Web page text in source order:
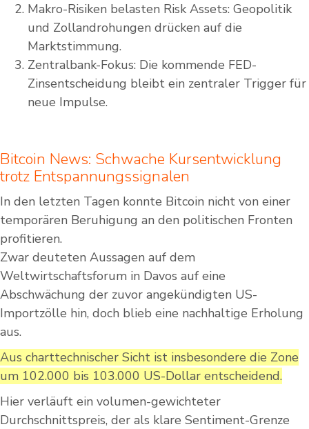
Makro-Risiken belasten Risk Assets: Geopolitik
und Zollandrohungen drücken auf die
Marktstimmung.
Zentralbank-Fokus: Die kommende FED-
Zinsentscheidung bleibt ein zentraler Trigger für
neue Impulse.
Bitcoin News: Schwache Kursentwicklung
trotz Entspannungssignalen
In den letzten Tagen konnte Bitcoin nicht von einer
temporären Beruhigung an den politischen Fronten
profitieren.
Zwar deuteten Aussagen auf dem
Weltwirtschaftsforum in Davos auf eine
Abschwächung der zuvor angekündigten US-
Importzölle hin, doch blieb eine nachhaltige Erholung
aus.
Aus charttechnischer Sicht ist insbesondere die Zone
um 102.000 bis 103.000 US-Dollar entscheidend.
Hier verläuft ein volumen-gewichteter
Durchschnittspreis, der als klare Sentiment-Grenze